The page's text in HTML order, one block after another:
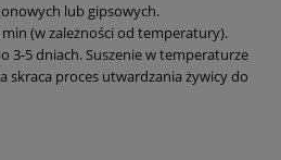
lub gipsowych.
min (w zależności od temperatury).
3-5 dniach. Suszenie w temperaturze
skraca proces utwardzania żywicy do